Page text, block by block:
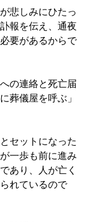
悲しみにひたっ
報を伝え、通夜
要があるからで
の連絡と死亡届
葬儀屋を呼ぶ」
セットになった
一歩も前に進み
あり、人が亡く
れているので